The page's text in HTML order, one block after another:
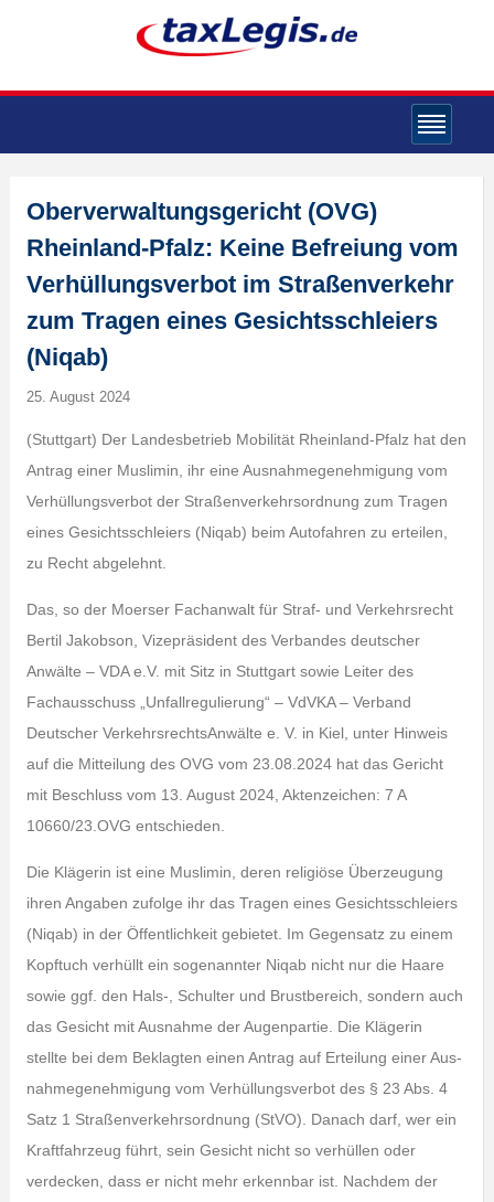
Oberverwaltungsgericht (OVG)
Rheinland-Pfalz: Keine Befreiung vom
Verhüllungsverbot im Straßenverkehr
zum Tragen eines Gesichtsschleiers
(Niqab)
25. August 2024
(Stuttgart) Der Landesbetrieb Mobilität Rheinland-Pfalz hat den
Antrag einer Muslimin, ihr eine Ausnahmegenehmigung vom
Verhüllungsverbot der Straßenverkehrsordnung zum Tragen
eines Gesichtsschleiers (Niqab) beim Autofahren zu erteilen,
zu Recht abge­lehnt.
Das, so der Moerser Fachanwalt für Straf- und Verkehrsrecht
Bertil Jakobson, Vizepräsident des Verbandes deutscher
Anwälte – VDA e.V. mit Sitz in Stuttgart sowie Leiter des
Fachausschuss „Unfallregulierung“ – VdVKA – Verband
Deutscher VerkehrsrechtsAnwälte e. V. in Kiel, unter Hinweis
auf die Mitteilung des OVG vom 23.08.2024 hat das Gericht
mit Beschluss vom 13. August 2024, Aktenzeichen: 7 A
10660/23.OVG entschieden.
Die Klägerin ist eine Muslimin, deren religiöse Überzeugung
ihren Angaben zufolge ihr das Tragen eines Gesichtsschleiers
(Niqab) in der Öffentlichkeit gebietet. Im Gegensatz zu einem
Kopftuch verhüllt ein sogenannter Niqab nicht nur die Haare
sowie ggf. den Hals-, Schulter und Brustbereich, sondern auch
das Gesicht mit Ausnahme der Augen­partie. Die Klägerin
stellte bei dem Beklagten einen Antrag auf Erteilung einer Aus­
nahmegenehmigung vom Verhüllungsverbot des § 23 Abs. 4
Satz 1 Straßenverkehrs­ordnung (StVO). Danach darf, wer ein
Kraftfahrzeug führt, sein Gesicht nicht so ver­hüllen oder
verdecken, dass er nicht mehr erkennbar ist. Nachdem der